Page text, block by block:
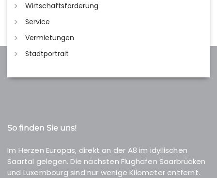
Wirtschaftsförderung
Service
Vermietungen
Stadtportrait
So finden Sie uns!
Im Herzen Europas, direkt an der A8 im idyllischen
Saartal gelegen. Die nächsten Flughäfen Saarbrücken
und Luxembourg sind nur wenige Kilometer entfernt.